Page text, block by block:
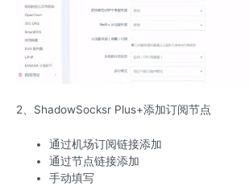
2、ShadowSocksr Plus+添加订阅节点
通过机场订阅链接添加
通过节点链接添加
手动填写